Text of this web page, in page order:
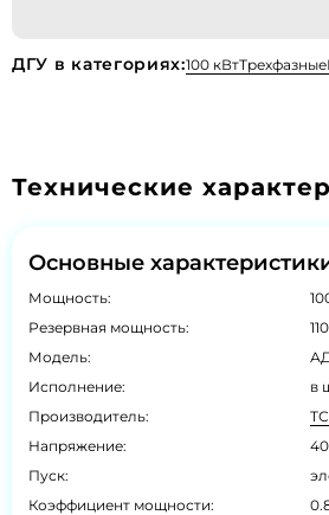
ДГУ в категориях:100 кВтТрехфазные
Технические
Основные
Мощность:
Резервная мощность:
Модель:
Исполнение:
в
Производитель:
Напряжение:
Пуск:
Коэффициент мощности: